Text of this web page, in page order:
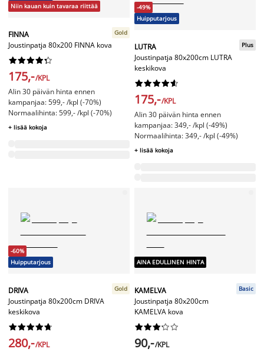
Niin kauan kuin tavaraa riittää
FINNA
Joustinpatja 80x200 FINNA kova
Gold






175,-/KPL
Alin 30 päivän hinta ennen
kampanjaa: 599,- /kpl (-70%)
Normaalihinta: 599,- /kpl (-70%)
+ lisää kokoja
-49%
Huipputarjous
LUTRA
Joustinpatja 80x200cm LUTRA
keskikova
Plus






175,-/KPL
Alin 30 päivän hinta ennen
kampanjaa: 349,- /kpl (-49%)
Normaalihinta: 349,- /kpl (-49%)
+ lisää kokoja
-60%
Huipputarjous
DRIVA
Joustinpatja 80x200cm DRIVA
keskikova
Gold






280,-/KPL
AINA EDULLINEN HINTA
KAMELVA
Joustinpatja 80x200cm
KAMELVA kova
Basic






90,-/KPL